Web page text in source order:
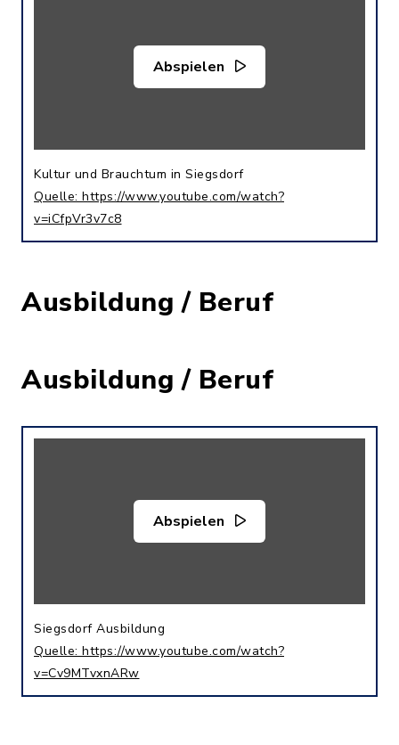
Abspielen
Kultur und Brauchtum in Siegsdorf
Quelle: https://www.youtube.com/watch?
v=iCfpVr3v7c8
Ausbildung / Beruf
Ausbildung / Beruf
Abspielen
Siegsdorf Ausbildung
Quelle: https://www.youtube.com/watch?
v=Cv9MTvxnARw